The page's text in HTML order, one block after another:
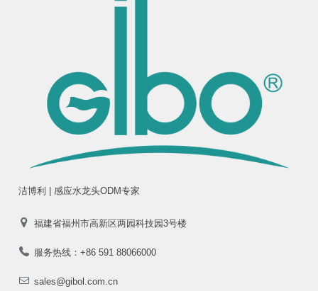
洁博利 | 感应水龙头ODM专家
福建省福州市高新区两园科技园3号楼
服务热线：+86 591 88066000
sales@gibol.com.cn